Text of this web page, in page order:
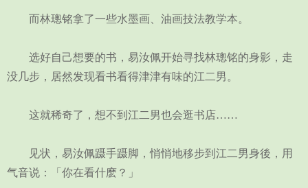
而林璁铭拿了一些水墨画、油画技法教学本。
选好自己想要的书，易汝佩开始寻找林璁铭的身影，走
没几步，居然发现看书看得津津有味的江二男。
这就稀奇了，想不到江二男也会逛书店……
见状，易汝佩蹑手蹑脚，悄悄地移步到江二男身後，用
气音说：「你在看什麽？」